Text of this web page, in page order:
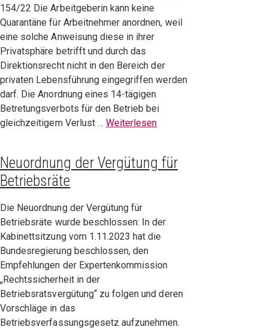
154/22 Die Arbeitgeberin kann keine
Quarantäne für Arbeitnehmer anordnen, weil
eine solche Anweisung diese in ihrer
Privatsphäre betrifft und durch das
Direktionsrecht nicht in den Bereich der
privaten Lebensführung eingegriffen werden
darf. Die Anordnung eines 14-tägigen
Betretungsverbots für den Betrieb bei
gleichzeitigem Verlust … Weiterlesen
Neuordnung der Vergütung für
Betriebsräte
Die Neuordnung der Vergütung für
Betriebsräte wurde beschlossen: In der
Kabinettsitzung vom 1.11.2023 hat die
Bundesregierung beschlossen, den
Empfehlungen der Expertenkommission
„Rechtssicherheit in der
Betriebsratsvergütung“ zu folgen und deren
Vorschläge in das
Betriebsverfassungsgesetz aufzunehmen.